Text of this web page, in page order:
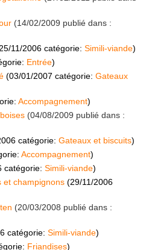
(14/02/2009 publié dans :
25/11/2006 catégorie: Simili-viande)
Entrée)
(03/01/2007 catégorie: Gateaux
Accompagnement)
(04/08/2009 publié dans :
catégorie: Gateaux et biscuits)
Accompagnement)
catégorie: Simili-viande)
et champignons (29/11/2006
(20/03/2008 publié dans :
catégorie: Simili-viande)
Friandises)